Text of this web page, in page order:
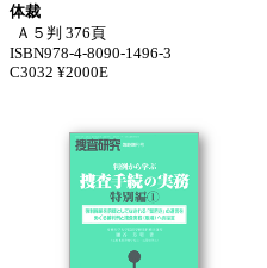
体裁
Ａ５判 376頁
ISBN978-4-8090-1496-3
C3032 ¥2000E